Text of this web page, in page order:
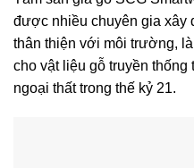
được nhiều chuyên gia xây
thân thiện với môi trường,
cho vật liệu gỗ truyền
ngoại thất trong thế kỷ 21.